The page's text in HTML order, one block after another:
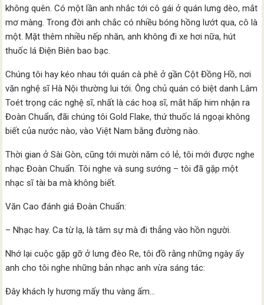
không quên. Có một lần anh nhắc tới cô gái ở quán lưng dèo, mắt
mơ màng. Trong đời anh chắc có nhiều bóng hồng lướt qua, cô là
một. Mặt thêm nhiều nếp nhăn, anh không đi xe hơi nữa, hút
thuốc lá Điện Biên bao bạc.
Chúng tôi hay kéo nhau tới quán cà phê ở gần Cột Đồng Hồ, nơi
văn nghệ sĩ Hà Nội thường lui tới. Ông chủ quán có biệt danh Lâm
Toét trọng các nghệ sĩ, nhất là các hoạ sĩ, mắt hấp him nhận ra
Đoàn Chuẩn, đãi chúng tôi Gold Flake, thứ thuốc lá ngoại không
biết của nước nào, vào Việt Nam bằng đường nào.
Thời gian ở Sài Gòn, cũng tới mười năm có lẻ, tôi mới được nghe
nhạc Đoàn Chuẩn. Tôi nghe và sung sướng – tôi đã gặp một
nhạc sĩ tài ba mà không biết.
Văn Cao đánh giá Đoàn Chuẩn:
– Nhạc hay. Ca từ lạ, là tâm sự mà đi thẳng vào hồn người.
Nhớ lại cuộc gặp gỡ ở lưng đèo Re, tôi đồ rằng những ngày ấy
anh cho tôi nghe những bản nhạc anh vừa sáng tác:
Đây khách ly hương mấy thu vàng ấm…